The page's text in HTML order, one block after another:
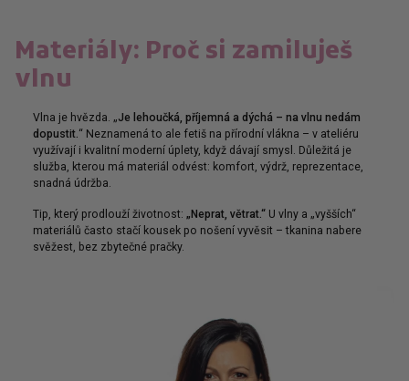
Materiály: Proč si zamiluješ
vlnu
Vlna je hvězda. „Je lehoučká, příjemná a dýchá – na vlnu nedám
dopustit.“ Neznamená to ale fetiš na přírodní vlákna – v ateliéru
využívají i kvalitní moderní úplety, když dávají smysl. Důležitá je
služba, kterou má materiál odvést: komfort, výdrž, reprezentace,
snadná údržba.
Tip, který prodlouží životnost: „Neprat, větrat.“ U vlny a „vyšších“
materiálů často stačí kousek po nošení vyvěsit – tkanina nabere
svěžest, bez zbytečné pračky.